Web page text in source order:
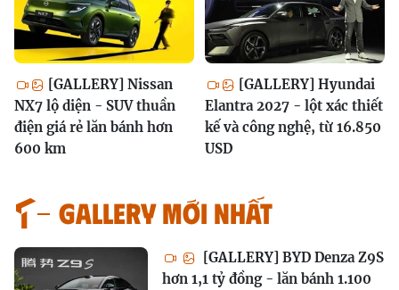
[GALLERY] Nissan
NX7 lộ diện - SUV thuần
điện giá rẻ lăn bánh hơn
600 km
[GALLERY] Hyundai
Elantra 2027 - lột xác thiết
kế và công nghệ, từ 16.850
USD
GALLERY MỚI NHẤT
[GALLERY] BYD Denza Z9S
hơn 1,1 tỷ đồng - lăn bánh 1.100